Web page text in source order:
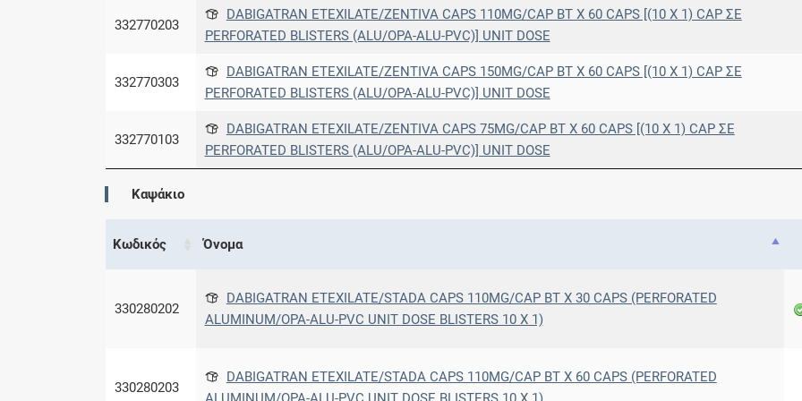
332770203
DABIGATRAN ETEXILATE/ZENTIVA CAPS 110MG/CAP BT X 60 CAPS [(10 X 1) CAP ΣΕ
PERFORATED BLISTERS (ALU/OPA-ALU-PVC)] UNIT DOSE
332770303
DABIGATRAN ETEXILATE/ZENTIVA CAPS 150MG/CAP BT X 60 CAPS [(10 X 1) CAP ΣΕ
PERFORATED BLISTERS (ALU/OPA-ALU-PVC)] UNIT DOSE
332770103
DABIGATRAN ETEXILATE/ZENTIVA CAPS 75MG/CAP BT X 60 CAPS [(10 X 1) CAP ΣΕ
PERFORATED BLISTERS (ALU/OPA-ALU-PVC)] UNIT DOSE
Καψάκιο
Κωδικός Όνομα
330280202
DABIGATRAN ETEXILATE/STADA CAPS 110MG/CAP BT X 30 CAPS (PERFORATED
ALUMINUM/OPA-ALU-PVC UNIT DOSE BLISTERS 10 X 1)
330280203
DABIGATRAN ETEXILATE/STADA CAPS 110MG/CAP BT X 60 CAPS (PERFORATED